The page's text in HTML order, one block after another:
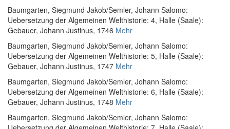
Baumgarten, Siegmund Jakob/Semler, Johann Salomo:
Uebersetzung der Algemeinen Welthistorie: 4, Halle (Saale):
Gebauer, Johann Justinus, 1746 Mehr
Baumgarten, Siegmund Jakob/Semler, Johann Salomo:
Uebersetzung der Algemeinen Welthistorie: 5, Halle (Saale):
Gebauer, Johann Justinus, 1747 Mehr
Baumgarten, Siegmund Jakob/Semler, Johann Salomo:
Uebersetzung der Algemeinen Welthistorie: 6, Halle (Saale):
Gebauer, Johann Justinus, 1748 Mehr
Baumgarten, Siegmund Jakob/Semler, Johann Salomo: